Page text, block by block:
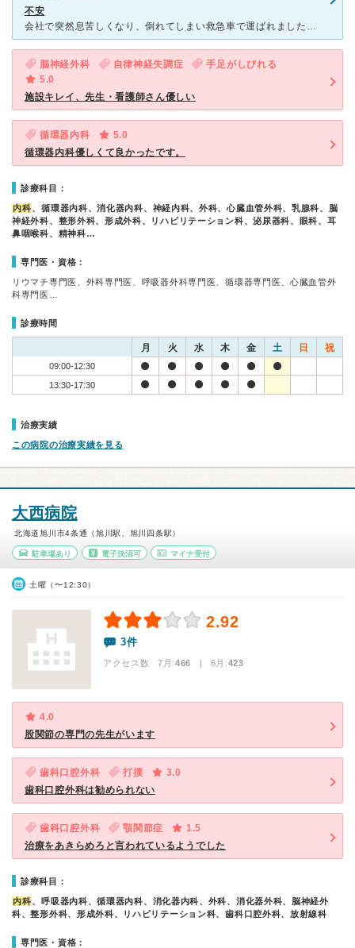
不安
会社で突然息苦しくなり、倒れてしまい救急車で運ばれました。 意識はあったのですが、不安な中結構な時間待たされ、少し収まった頃に診察。 一応血液検査しましょうと自分より若そうなお医者さんに言
脳神経外科 自律神経失調症
手足がしびれる
5.0
施設キレイ、先生・看護師さん優しい
循環器内科
5.0
循環器内科優しくて良かったです。
診療科目：
内科、循環器内科、消化器内科、神経内科、外科、心臓血管外科、乳腺科、脳
神経外科、整形外科、形成外科、リハビリテーション科、泌尿器科、眼科、耳
鼻咽喉科、精神科…
専門医・資格：
リウマチ専門医、外科専門医、呼吸器外科専門医、循環器専門医、心臓血管外
科専門医…
診療時間
月 火 水 木 金 土 日 祝
09:00-12:30
13:30-17:30
治療実績
この病院の治療実績を見る
大西病院
北海道旭川市4条通（旭川駅、旭川四条駅）
駐車場あり 電子決済可 マイナ受付
土曜（〜12:30）
2.92
3件
アクセス数 7月:466 | 6月:423
4.0
股関節の専門の先生がいます
歯科口腔外科 打撲
3.0
歯科口腔外科は勧められない
歯科口腔外科 顎関節症
1.5
治療をあきらめろと言われているようでした
診療科目：
内科、呼吸器内科、循環器内科、消化器内科、外科、消化器外科、脳神経外
科、整形外科、形成外科、リハビリテーション科、歯科口腔外科、放射線科
専門医・資格：